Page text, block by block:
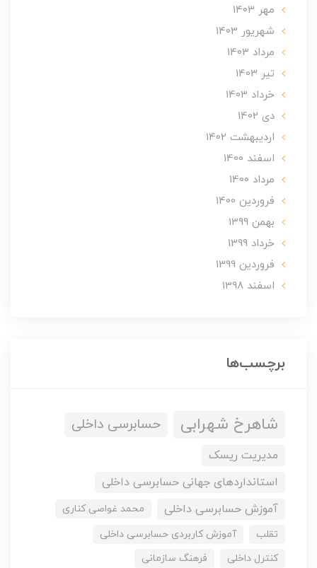
مهر 1403
شهریور 1403
مرداد 1403
تير 1403
خرداد 1403
دی 1402
ارديبهشت 1402
اسفند 1400
مرداد 1400
فروردین 1400
بهمن 1399
خرداد 1399
فروردین 1399
اسفند 1398
برچسب‌ها
شاهرخ شهرابی حسابرسی داخلی
مدیریت ریسک
استانداردهای جهانی حسابرسی داخلی
آموزش حسابرسی داخلی
محمد غواصی کناری
تقلب
آموزش کاربردی حسابرسی داخلی
کنترل داخلی
فرهنگ سازمانی